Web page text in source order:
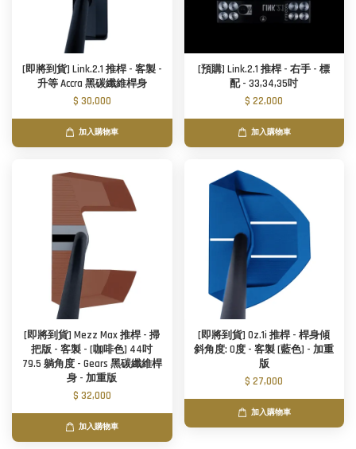
[即將到貨] Link.2.1 推桿 - 客製 -
升等 Accra 黑碳纖維桿身
$ 30,000
加入購物車
[預購] Link.2.1 推桿 - 右手 - 標
配 - 33,34,35吋
$ 22,000
加入購物車
[即將到貨] Mezz Max 推桿 - 掃
把版 - 客製 - [咖啡色] 44吋
79.5 躺角度 - Gears 黑碳纖維桿
身 - 加重版
$ 32,000
加入購物車
[即將到貨] Oz.1i 推桿 - 桿身傾
斜角度: 0度 - 客製 [藍色] - 加重
版
$ 27,000
加入購物車